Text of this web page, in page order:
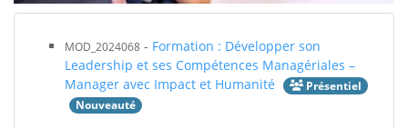
MOD_2024068 - Formation : Développer son
Leadership et ses Compétences Managériales –
Manager avec Impact et Humanité
Présentiel
Nouveauté